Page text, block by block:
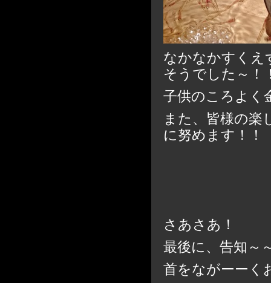
なかなかすくえ
そうでした～！
子供のころよく
また、皆様の
に努めます！！
さあさあ！
最後に、告知～
首をながーーく